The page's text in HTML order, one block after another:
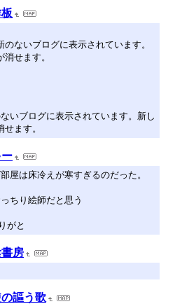
のないブログに表示されています。
せます。
いブログに表示されています。新し
ます。
屋は床冷えが寒すぎるのだった。
ちり絵師だと思う
がと
房
謳う歌